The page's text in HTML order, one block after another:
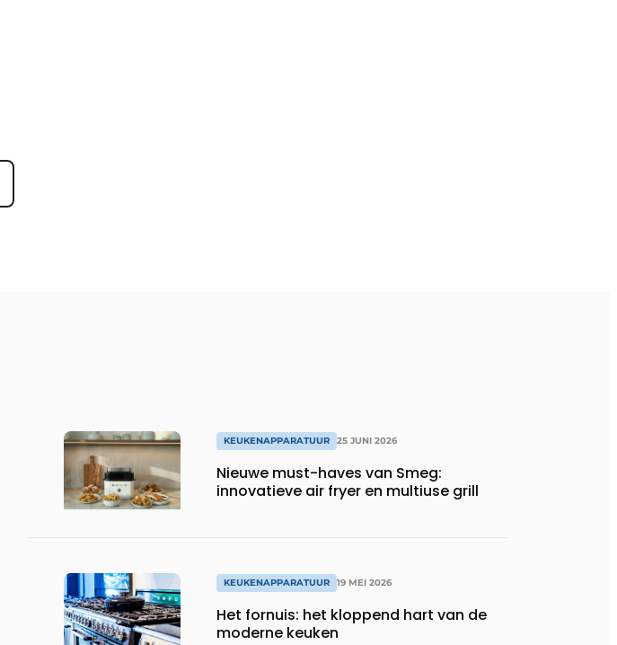
KEUKENAPPARATUUR 25 JUNI 2026
Nieuwe must-haves van Smeg:
innovatieve air fryer en multiuse grill
KEUKENAPPARATUUR 19 MEI 2026
Het fornuis: het kloppend hart van de
moderne keuken